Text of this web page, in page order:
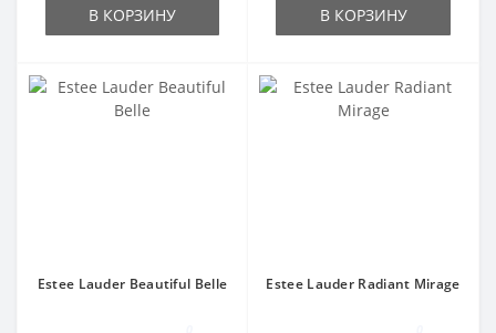
В КОРЗИНУ В КОРЗИНУ
Estee Lauder Beautiful Belle Estee Lauder Radiant Mirage